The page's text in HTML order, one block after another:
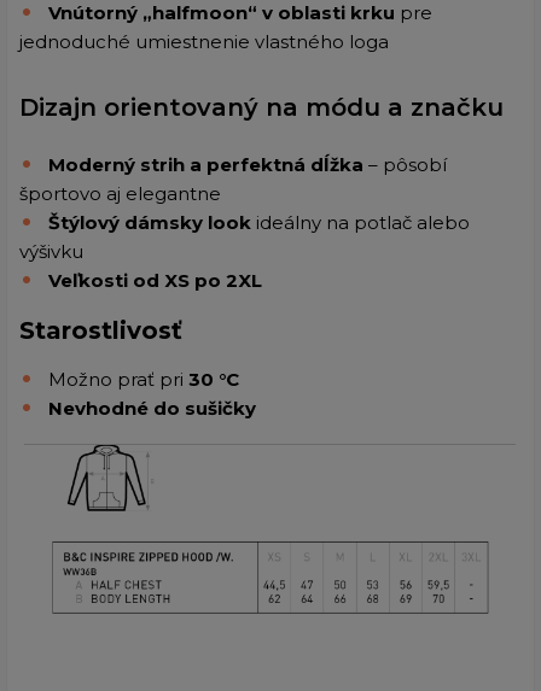
Vnútorný „halfmoon“ v oblasti krku pre
jednoduché umiestnenie vlastného loga
Dizajn orientovaný na módu a značku
Moderný strih a perfektná dĺžka – pôsobí
športovo aj elegantne
Štýlový dámsky look ideálny na potlač alebo
výšivku
Veľkosti od XS po 2XL
Starostlivosť
Možno prať pri 30 °C
Nevhodné do sušičky